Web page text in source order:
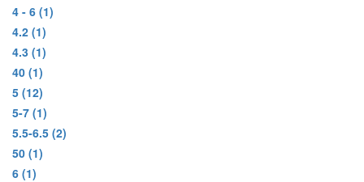
4 - 6 (1)
4.2 (1)
4.3 (1)
40 (1)
5 (12)
5-7 (1)
5.5-6.5 (2)
50 (1)
6 (1)